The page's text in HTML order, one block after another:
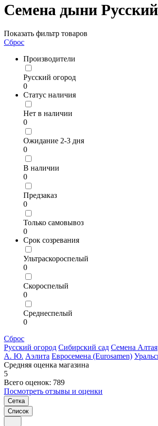
Семена дыни
Показать фильтр товаров
Сброс
Производители
Русский огород
0
Статус наличия
Нет в наличии
0
Ожидание 2-3 дня
0
В наличии
0
Предзаказ
0
Только самовывоз
0
Срок созревания
Ультраскороспелый
0
Скороспелый
0
Среднеспелый
0
Сброс
Русский огород Сибирский сад Семена Алтая
А. Ю. Аэлита Евросемена (Eurosamen)
Средняя оценка магазина
5
Всего оценок: 789
Посмотреть отзывы и оценки
Сетка
Список